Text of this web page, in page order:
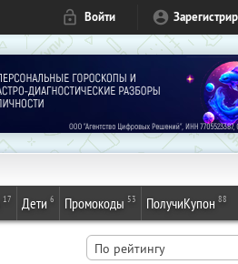
Войти
17 Дети 6 Промокоды 53 ПолучиКупон 88
По рейтингу